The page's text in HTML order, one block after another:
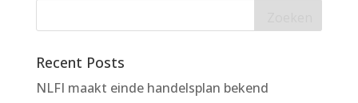
Recent Posts
NLFI maakt einde handelsplan bekend